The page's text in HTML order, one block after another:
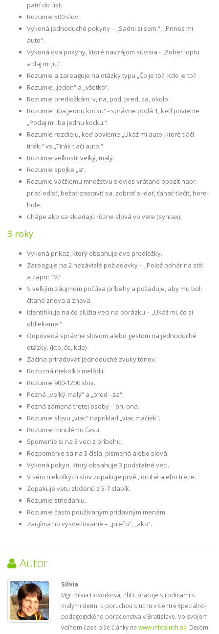
patrí do úst.
Rozumie 500 slov.
Vykoná jednoduché pokyny – „Sadni si sem.“, „Prines mi
auto“.
Vykoná dva pokyny, ktoré navzájom súvisia - „Zober loptu
a daj mi ju.“
Rozumie a zareaguje na otázky typu „Čo je to?, Kde je to?
Rozumie „jeden“ a „všetko“.
Rozumie predložkám: v, na, pod, pred, za, okolo.
Rozumie „iba jednu kocku“ - správne podá 1, keď povieme
„Podaj mi iba jednu kocku.“.
Rozumie rozdielu, keď povieme „Ukáž mi auto, ktoré tlačí
tirák.“ vs „Tirák tlačí auto.“
Rozumie veľkosti: veľký, malý.
Rozumie spojke „a“.
Rozumie väčšiemu množstvu slovies vrátane opozít napr.
prísť-odísť, bežať-zastaviť sa, zobrať si-dať, ťahať-tlačiť, hore-
hole.
Chápe ako sa skladajú rôzne slová vo vete (syntax).
3 roky
Vykoná príkaz, ktorý obsahuje dve predložky.
Zareaguje na 2 nezávislé požiadavky – „Polož pohár na stôl
a zapni TV.“
S veľkým záujmom počúva príbehy a požaduje, aby mu boli
čítané znova a znova.
Identifikuje na čo slúžia veci na obrázku – „Ukáž mi, čo si
obliekame.“
Odpovedá správne slovom alebo gestom na jednoduché
otázky. (kto, čo, kde)
Začína priraďovať jednoduché zvuky tónov.
Rozozná niekoľko melódií.
Rozumie 900-1200 slov.
Pozná „veľký-malý“ a „pred –za“.
Pozná zámená tretej osoby – on, ona.
Rozumie slovu „viac“ napríklad „viac mačiek“.
Rozumie minulému času.
Spomenie si na 3 veci z príbehu.
Rozpomenie sa na 3 čísla, písmená alebo slová.
Vykoná pokyn, ktorý obsahuje 3 podstatné veci.
V sérii niekoľkých slov zopakuje prvé , druhé alebo tretie.
Zopakuje vetu zloženú z 5-7 slabík.
Rozumie striedaniu.
Rozumie často používaným prídavným menám.
Zaujíma ho vysvetľovanie – „prečo“, „ako“.
Autor
Silvia
Mgr. Silvia Hovorková, PhD. pracuje s rodinami s
malými deťmi s poruchou sluchu v Centre špeciálno-
pedagogického poradenstva v Bratislave. Vo svojom
voľnom čase píše články na www.infosluch.sk. Deťom